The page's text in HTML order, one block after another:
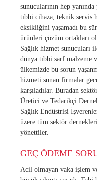
sunucularının hep
tıbbi cihaza, teknik servis
eksikliğini yaşamadı bu
ürünleri çözüm ortakları
Sağlık hizmet sunucuları
dünya tıbbi sarf malzeme
ülkemizde bu sorun
hizmeti sunan firmalar
karşıladılar. Buradan
Üretici ve Tedarikçi
Sağlık Endüstrisi
üzere tüm sektör
yönettiler.
GEÇ ÖDEME
Acil olmayan vaka işlem